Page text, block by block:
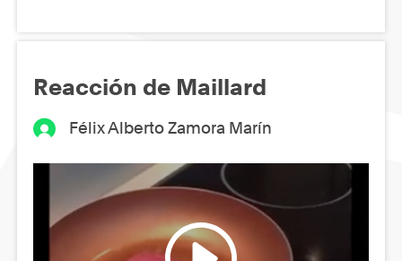
Reacción de Maillard
Félix Alberto Zamora Marín